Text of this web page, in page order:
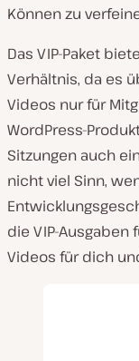
Können zu
Das VIP-Paket
Verhältnis, da es
Videos nur für
WordPress-
Sitzungen auch
nicht viel Sinn,
die VIP-
Videos für dich